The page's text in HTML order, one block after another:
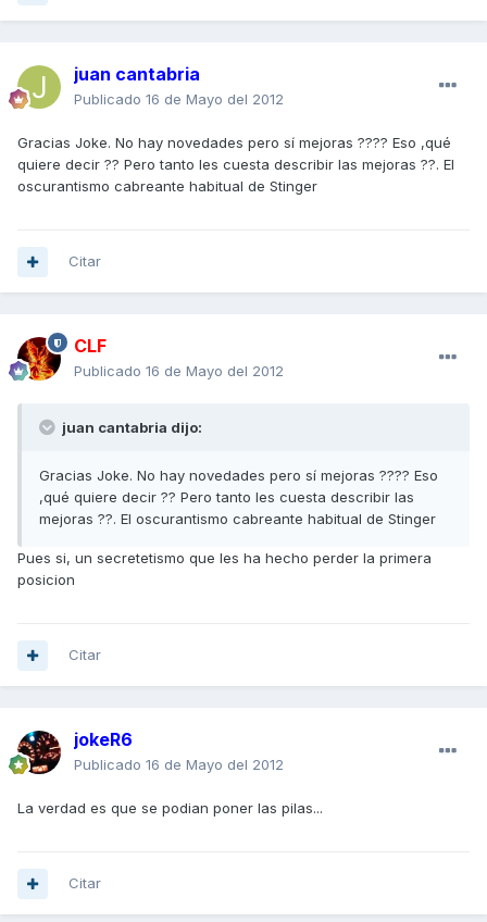
juan cantabria
Publicado 16 de Mayo del 2012
Gracias Joke. No hay novedades pero sí mejoras ???? Eso ,qué
quiere decir ?? Pero tanto les cuesta describir las mejoras ??. El
oscurantismo cabreante habitual de Stinger
Citar
CLF
Publicado 16 de Mayo del 2012
juan cantabria dijo:
Gracias Joke. No hay novedades pero sí mejoras ???? Eso
,qué quiere decir ?? Pero tanto les cuesta describir las
mejoras ??. El oscurantismo cabreante habitual de Stinger
Pues si, un secretetismo que les ha hecho perder la primera
posicion
Citar
jokeR6
Publicado 16 de Mayo del 2012
La verdad es que se podian poner las pilas...
Citar